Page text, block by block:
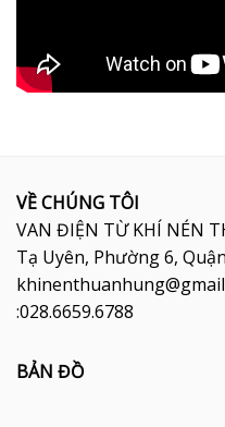
VỀ CHÚNG TÔI
VAN ĐIỆN TỪ KHÍ NÉN
Tạ Uyên, Phường 6,
:028.6659.6788
BẢN ĐỒ